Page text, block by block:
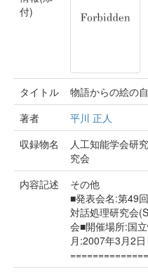
付)
タイトル
物語からの絵の
著者
平川 正人
収録物名
人工知能学会研
究会
内容記述
その他
■発表会名:第49
対話処理研究会
会■開催場所:国
月:2007年3月2